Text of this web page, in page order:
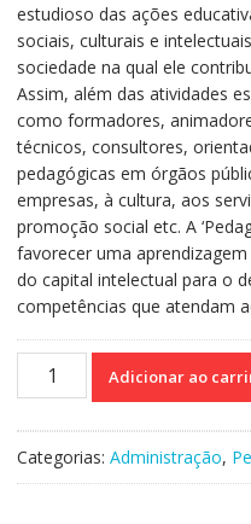
estudioso das ações
sociais, culturais e
sociedade na qual ele
Assim, além das atividades
como formadores,
técnicos, consultores,
pedagógicas em órgãos
empresas, à cultura, aos
promoção social etc. A
favorecer uma
do capital intelectual para o
competências que atendam
Pedagogia
empresarial
e
Adicionar ao
Categorias: Administração,